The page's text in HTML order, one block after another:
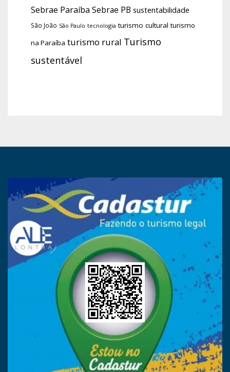
Sebrae Paraíba Sebrae PB sustentabilidade
São João São Paulo tecnologia turismo cultural turismo
na Paraíba turismo rural Turismo
sustentável